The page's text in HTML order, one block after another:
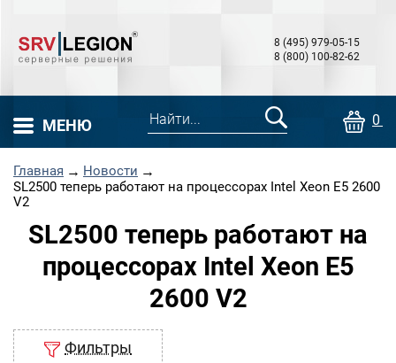
8 (495) 979-05-15
8 (800) 100-82-62
МЕНЮ 0
Главная → Новости →
SL2500 теперь работают на процессорах Intel Xeon E5 2600
V2
SL2500 теперь работают на
процессорах Intel Xeon E5
2600 V2
Фильтры